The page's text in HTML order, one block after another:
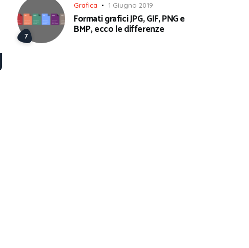
Grafica 1 Giugno 2019
Formati grafici JPG, GIF, PNG e
BMP, ecco le differenze